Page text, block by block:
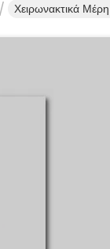
Χειρωνακτικά